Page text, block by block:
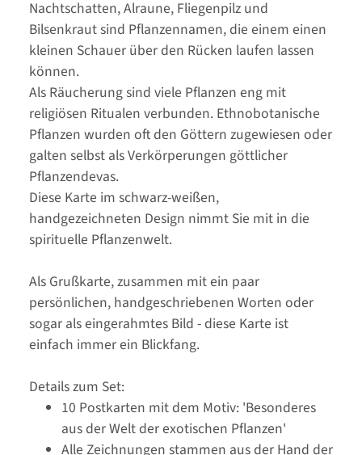
Nachtschatten, Alraune, Fliegenpilz und
Bilsenkraut sind Pflanzennamen, die einem einen
kleinen Schauer über den Rücken laufen lassen
können.
Als Räucherung sind viele Pflanzen eng mit
religiösen Ritualen verbunden. Ethnobotanische
Pflanzen wurden oft den Göttern zugewiesen oder
galten selbst als Verkörperungen göttlicher
Pflanzendevas.
Diese Karte im schwarz-weißen,
handgezeichneten Design nimmt Sie mit in die
spirituelle Pflanzenwelt.
Als Grußkarte, zusammen mit ein paar
persönlichen, handgeschriebenen Worten oder
sogar als eingerahmtes Bild - diese Karte ist
einfach immer ein Blickfang.
Details zum Set:
10 Postkarten mit dem Motiv: 'Besonderes
aus der Welt der exotischen Pflanzen'
Alle Zeichnungen stammen aus der Hand der